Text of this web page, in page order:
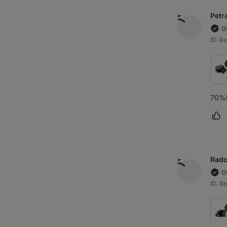
ID:
ID: